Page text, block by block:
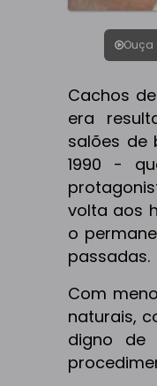
Ouça
Cachos
era
salões de
1990 -
volta aos
o
passadas.
Com
naturais,
digno de